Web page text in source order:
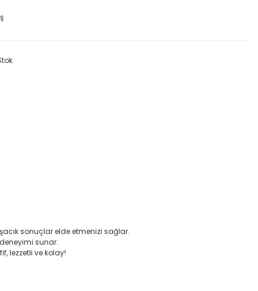
sonuçlar elde etmenizi sağlar.
sunar.
lezzetli ve kolay!